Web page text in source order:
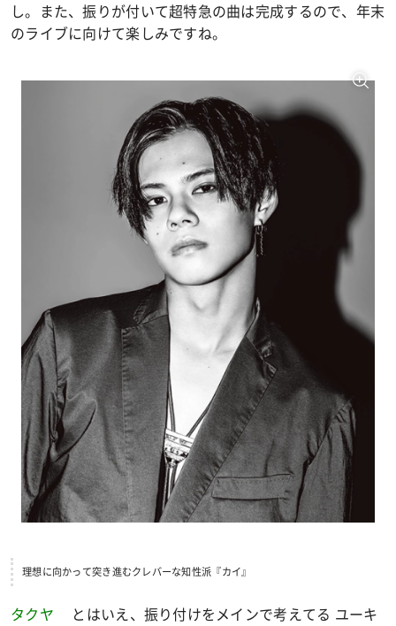
し。また、振りが付いて超特急の曲は完成するので、年末
のライブに向けて楽しみですね。
理想に向かって突き進むクレバーな知性派『カイ』
タクヤ とはいえ、振り付けをメインで考えてる ユーキ